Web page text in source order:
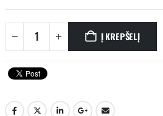
Į KREPŠELĮ